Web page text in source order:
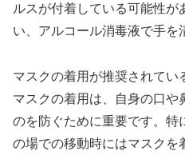
ルスが付着している可能性
い、アルコール消毒液で手を
マスクの着用が推奨されてい
マスクの着用は、自身の口や
のを防ぐために重要です。特
の場での移動時にはマスクを